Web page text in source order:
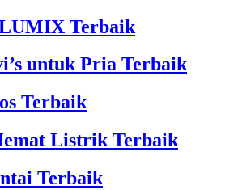
Terbaik
untuk Pria Terbaik
Terbaik
Listrik Terbaik
Terbaik